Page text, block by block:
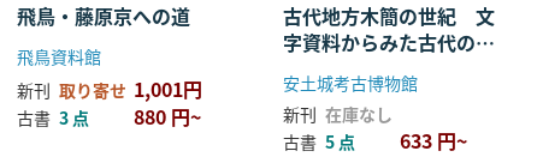
飛鳥・藤原京への道
飛鳥資料館
新刊 取り寄せ 1,001円
古書 3 点 880 円~
古代地方木簡の世紀 文
字資料からみた古代の近
江
安土城考古博物館
新刊 在庫なし
古書 5 点 633 円~